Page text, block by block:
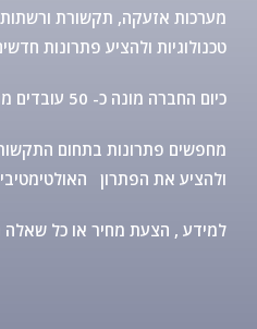
מערכות אזעקה, תקשורת ורשתות
טכנולוגיות ולהציע פתרונות
כיום החברה מונה כ- 50 עובדים מהטובים בתחום ונותת מענה למגוון רחב של פעילויות
ולהציע את הפתרון
.למידע , הצעת מחיר או כל